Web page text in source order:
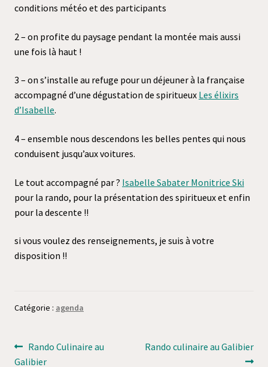
conditions météo et des participants
2 – on profite du paysage pendant la montée mais aussi
une fois là haut !
3 – on s’installe au refuge pour un déjeuner à la française
accompagné d’une dégustation de spiritueux Les élixirs
d’Isabelle.
4 – ensemble nous descendons les belles pentes qui nous
conduisent jusqu’aux voitures.
Le tout accompagné par ? Isabelle Sabater Monitrice Ski
pour la rando, pour la présentation des spiritueux et enfin
pour la descente !!
si vous voulez des renseignements, je suis à votre
disposition !!
Catégorie : agenda
Navigation
Article
précédent :
Rando Culinaire au
Galibier
Article
Rando culinaire au Galibier